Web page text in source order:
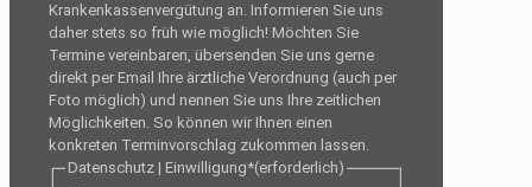
Krankenkassenvergütung an. Informieren Sie uns
daher stets so früh wie möglich! Möchten Sie
Termine vereinbaren, übersenden Sie uns gerne
direkt per Email Ihre ärztliche Verordnung (auch per
Foto möglich) und nennen Sie uns Ihre zeitlichen
Möglichkeiten. So können wir Ihnen einen
konkreten Terminvorschlag zukommen lassen.
Datenschutz | Einwilligung*(erforderlich)